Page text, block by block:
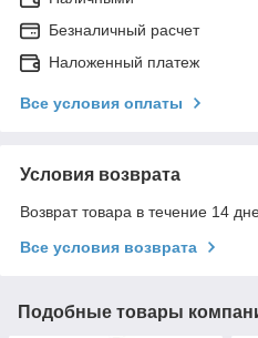
Безналичный расчет
Наложенный платеж
Все условия оплаты
Условия возврата
Возврат товара в течение 14
Все условия возврата
Подобные товары